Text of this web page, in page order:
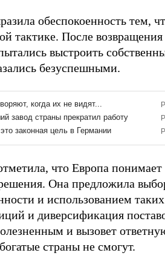
обеспокоенность тем,
тактике. После
выстроить
безуспешными.
что Европа
Она предложила
и использованием
и диверсификация
и вызовет
страны не смогут.